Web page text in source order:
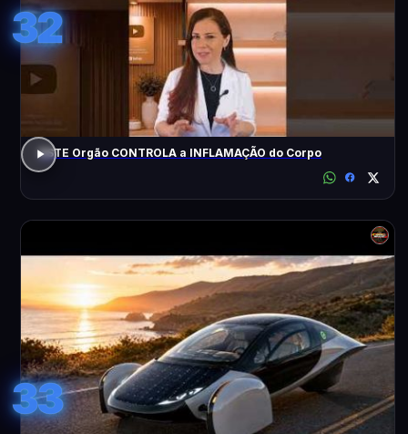
32
ESTE Orgão CONTROLA a INFLAMAÇÃO do Corpo
33